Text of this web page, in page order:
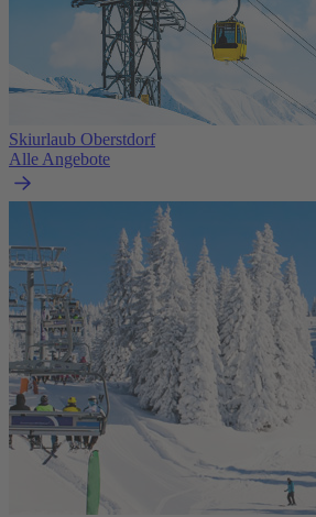
Skiurlaub Oberstdorf
Alle Angebote